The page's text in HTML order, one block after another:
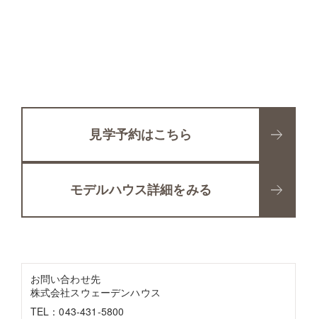
見学予約はこちら
モデルハウス詳細をみる
お問い合わせ先
株式会社スウェーデンハウス
TEL：043-431-5800